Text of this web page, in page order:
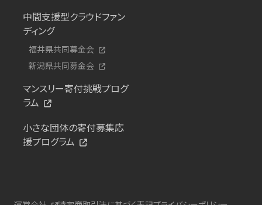
中間支援型クラウドファン
ディング
福井県共同募金会
新潟県共同募金会
マンスリー寄付挑戦プログ
ラム
小さな団体の寄付募集応
援プログラム